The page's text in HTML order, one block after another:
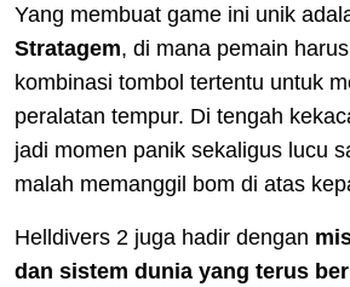
Yang membuat game ini unik
Stratagem, di mana pemain
kombinasi tombol tertentu untuk
peralatan tempur. Di tengah
jadi momen panik sekaligus lucu
malah memanggil bom di atas
Helldivers 2 juga hadir dengan
dan sistem dunia yang terus